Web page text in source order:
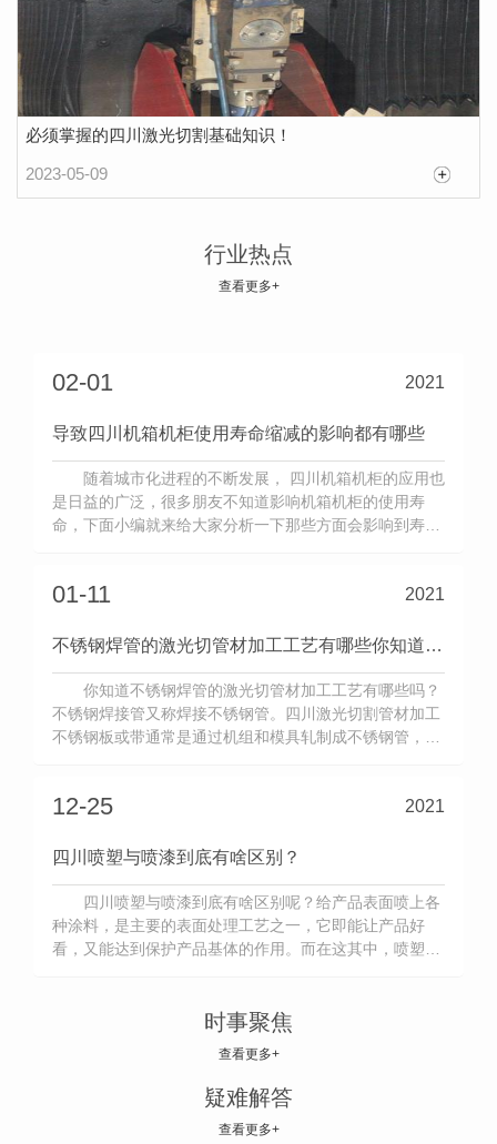
必须掌握的四川激光切割基础知识！
2023-05-09
行业热点
查看更多+
四川钣金加工要如何做到务实有效呢
竟现在是质量为王，质量才是企业竞争的硬 ，那么
02-01 2021
导致四川机箱机柜使用寿命缩减的影响都有哪些
随着城市化进程的不断发展， 四川机箱机柜的应用也
是日益的广泛，很多朋友不知道影响机箱机柜的使用寿
命，下面小编就来给大家分析一下那些方面会影响到寿
01-11 2021
不锈钢焊管的激光切管材加工工艺有哪些你知道吗？
你知道不锈钢焊管的激光切管材加工工艺有哪些吗？
不锈钢焊接管又称焊接不锈钢管。四川激光切割管材加工
不锈钢板或带通常是通过机组和模具轧制成不锈钢管，然
12-25 2021
四川喷塑与喷漆到底有啥区别？
四川喷塑与喷漆到底有啥区别呢？给产品表面喷上各
种涂料，是主要的表面处理工艺之一，它即能让产品好
看，又能达到保护产品基体的作用。而在这其中，喷塑和
时事聚焦
查看更多+
疑难解答
查看更多+